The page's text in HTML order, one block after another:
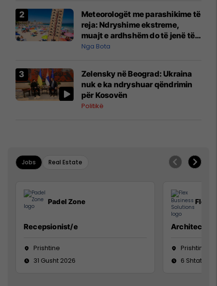
Meteorologët me parashikime të
reja: Ndryshime ekstreme,
muajt e ardhshëm do të jenë të
pazakontë
Nga Bota
Zelensky në Beograd: Ukraina
nuk e ka ndryshuar qëndrimin
për Kosovën
Politikë
Jobs Real Estate
Padel Zone
Recepsionist/e
Prishtine
31 Gusht 2026
Flex
Architect
Prishtinë
6 Shtator